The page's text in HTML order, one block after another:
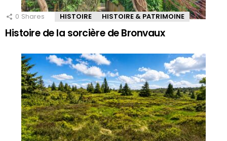
0 Shares HISTOIRE HISTOIRE & PATRIMOINE
Histoire de la sorcière de Bronvaux